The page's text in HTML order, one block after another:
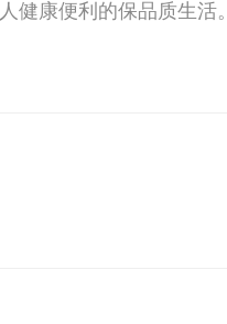
健康便利的保品质生活。